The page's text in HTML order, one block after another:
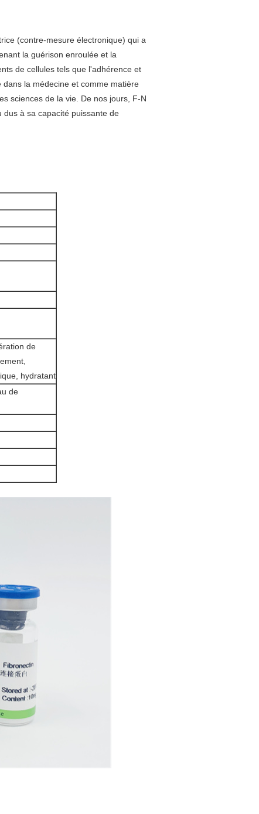
(contre-mesure électronique) qui a
la guérison enroulée et la
de cellules tels que l'adhérence et
la médecine et comme matière
sciences de la vie. De nos jours, F-N
à sa capacité puissante de
de
hydratant
de